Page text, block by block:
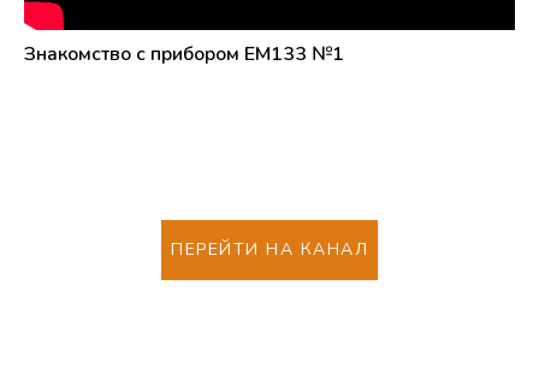
Знакомство с прибором EM133 №1
ПЕРЕЙТИ НА КАНАЛ